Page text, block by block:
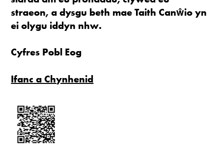
straeon, a dysgu beth mae Taith Canŵio yn
ei olygu iddyn nhw.
Cyfres Pobl Eog
Ifanc a Chynhenid